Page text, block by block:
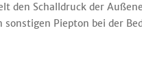
den Schalldruck der
Piepton bei der